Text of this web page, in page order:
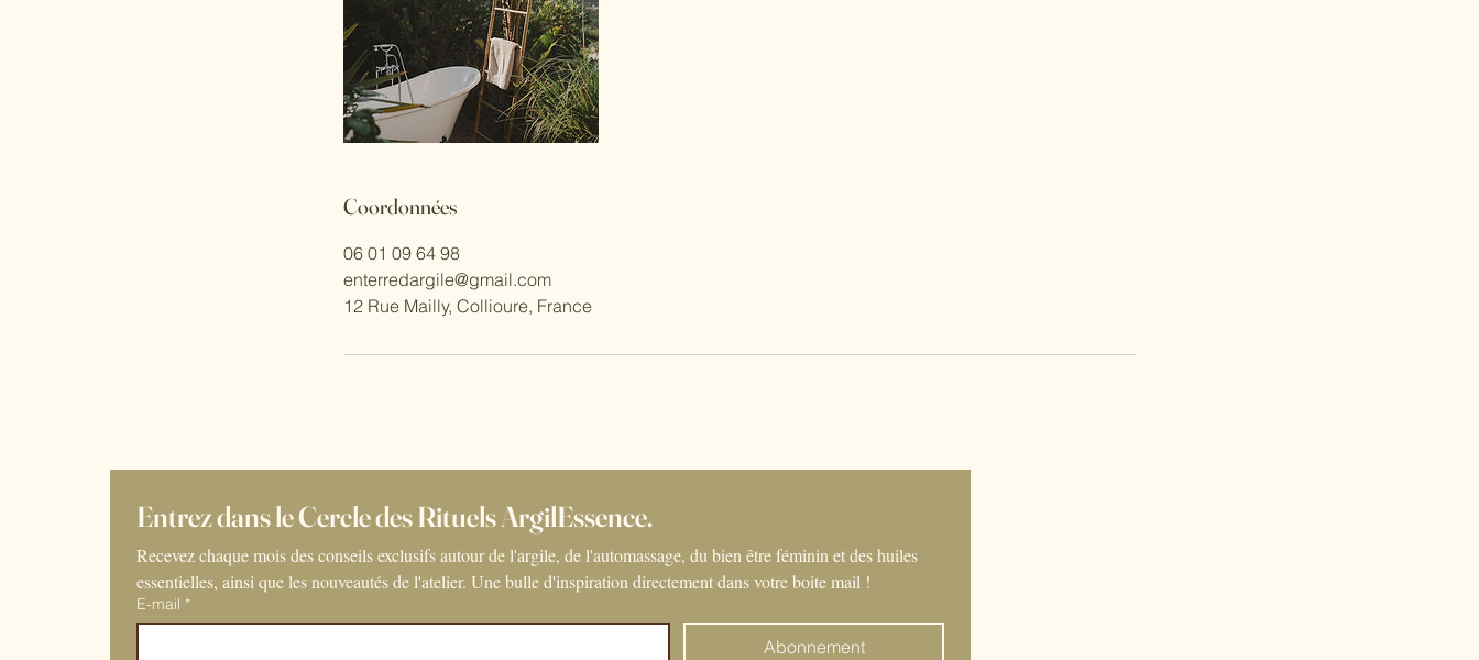
Coordonnées
06 01 09 64 98
enterredargile@gmail.com
12 Rue Mailly, Collioure, France
Entrez dans le Cercle des Rituels ArgilEssence.
Recevez chaque mois des conseils exclusifs autour de l'argile, de l'automassage, du bien être féminin et des huiles
essentielles, ainsi que les nouveautés de l'atelier. Une bulle d'inspiration directement dans votre boite mail !
E-mail *
Abonnement